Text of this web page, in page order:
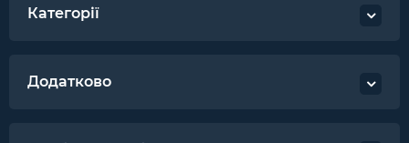
Категорії
Додатково